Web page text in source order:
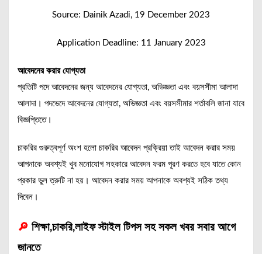
Source: Dainik Azadi, 19 December 2023
Application Deadline: 11 January 2023
আবেদনের করার যোগ্যতা
প্রতিটি পদে আবেদনের জন্য আবেদনের যোগ্যতা, অভিজ্ঞতা এবং বয়সসীমা আলাদা
আলাদা। পদভেদে আবেদনের যোগ্যতা, অভিজ্ঞতা এবং বয়সসীমার শর্তাবলি জানা যাবে
বিজ্ঞপ্তিতে।
চাকরির গুরুত্বপূর্ণ অংশ হলো চাকরির আবেদন প্রক্রিয়া তাই আবেদন করার সময়
আপনাকে অবশ্যই খুব মনোযোগ সহকারে আবেদন ফরম পূরণ করতে হবে যাতে কোন
প্রকার ভুল ত্রুটি না হয়। আবেদন করার সময় আপনাকে অবশ্যই সঠিক তথ্য
দিবেন।
🔎 শিক্ষা,চাকরি,লাইফ স্টাইল টিপস সহ সকল খবর সবার আগে
জানতে